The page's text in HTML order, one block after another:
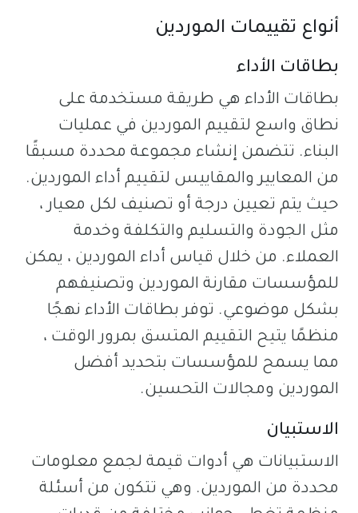
أنواع تقييمات الموردين
بطاقات الأداء
بطاقات الأداء هي طريقة مستخدمة على
نطاق واسع لتقييم الموردين في عمليات
البناء. تتضمن إنشاء مجموعة محددة مسبقًا
من المعايير والمقاييس لتقييم أداء الموردين.
حيث يتم تعيين درجة أو تصنيف لكل معيار ،
مثل الجودة والتسليم والتكلفة وخدمة
العملاء. من خلال قياس أداء الموردين ، يمكن
للمؤسسات مقارنة الموردين وتصنيفهم
بشكل موضوعي. توفر بطاقات الأداء نهجًا
منظمًا يتيح التقييم المتسق بمرور الوقت ،
مما يسمح للمؤسسات بتحديد أفضل
الموردين ومجالات التحسين.
الاستبيان
الاستبيانات هي أدوات قيمة لجمع معلومات
محددة من الموردين. وهي تتكون من أسئلة